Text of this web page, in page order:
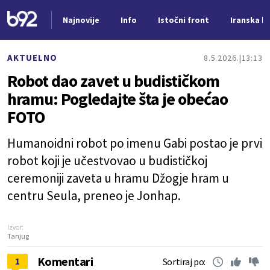
Najnovije Info Istočni front Iranska
AKTUELNO 8.5.2026. 13:13
Robot dao zavet u budističkom
hramu: Pogledajte šta je obećao
FOTO
Humanoidni robot po imenu Gabi postao je prvi
robot koji je učestvovao u budističkoj
ceremoniji zaveta u hramu Džogje hram u
centru Seula, preneo je Jonhap.
Izvor:
Tanjug
1 Komentari Sortiraj po: